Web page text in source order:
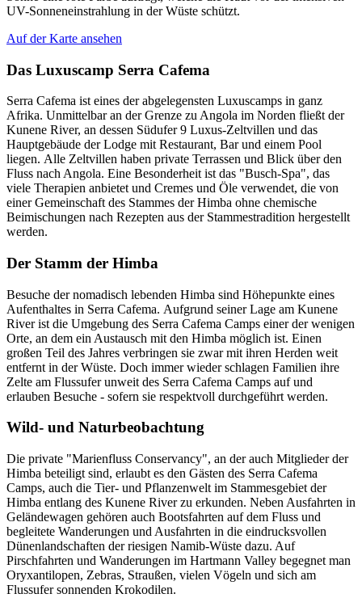
UV-Sonneneinstrahlung in der Wüste schützt.
Auf der Karte ansehen
Das Luxuscamp Serra Cafema
Serra Cafema ist eines der abgelegensten Luxuscamps in ganz
Afrika. Unmittelbar an der Grenze zu Angola im Norden fließt der
Kunene River, an dessen Südufer 9 Luxus-Zeltvillen und das
Hauptgebäude der Lodge mit Restaurant, Bar und einem Pool
liegen. Alle Zeltvillen haben private Terrassen und Blick über den
Fluss nach Angola. Eine Besonderheit ist das "Busch-Spa", das
viele Therapien anbietet und Cremes und Öle verwendet, die von
einer Gemeinschaft des Stammes der Himba ohne chemische
Beimischungen nach Rezepten aus der Stammestradition hergestellt
werden.
Der Stamm der Himba
Besuche der nomadisch lebenden Himba sind Höhepunkte eines
Aufenthaltes in Serra Cafema. Aufgrund seiner Lage am Kunene
River ist die Umgebung des Serra Cafema Camps einer der wenigen
Orte, an dem ein Austausch mit den Himba möglich ist. Einen
großen Teil des Jahres verbringen sie zwar mit ihren Herden weit
entfernt in der Wüste. Doch immer wieder schlagen Familien ihre
Zelte am Flussufer unweit des Serra Cafema Camps auf und
erlauben Besuche - sofern sie respektvoll durchgeführt werden.
Wild- und Naturbeobachtung
Die private "Marienfluss Conservancy", an der auch Mitglieder der
Himba beteiligt sind, erlaubt es den Gästen des Serra Cafema
Camps, auch die Tier- und Pflanzenwelt im Stammesgebiet der
Himba entlang des Kunene River zu erkunden. Neben Ausfahrten in
Geländewagen gehören auch Bootsfahrten auf dem Fluss und
begleitete Wanderungen und Ausfahrten in die eindrucksvollen
Dünenlandschaften der riesigen Namib-Wüste dazu. Auf
Pirschfahrten und Wanderungen im Hartmann Valley begegnet man
Oryxantilopen, Zebras, Straußen, vielen Vögeln und sich am
Flussufer sonnenden Krokodilen.